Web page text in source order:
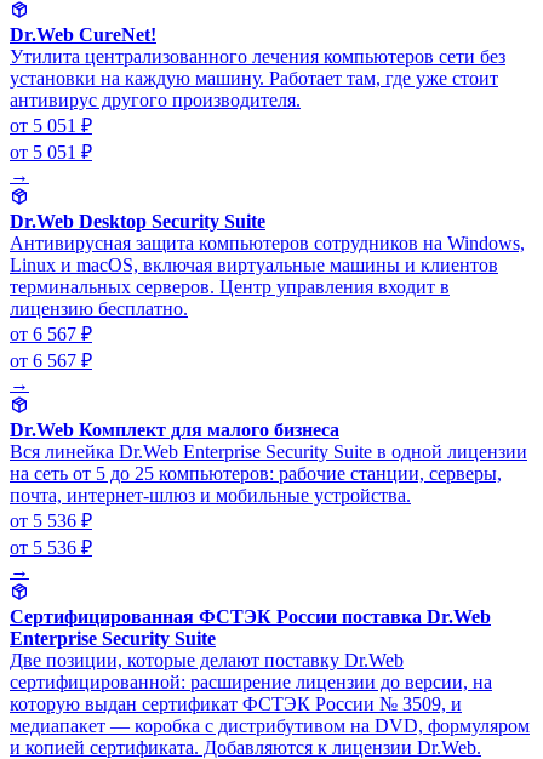
Dr.Web CureNet!
Утилита централизованного лечения компьютеров сети без
установки на каждую машину. Работает там, где уже стоит
антивирус другого производителя.
от 5 051 ₽
от 5 051 ₽
→
Dr.Web Desktop Security Suite
Антивирусная защита компьютеров сотрудников на Windows,
Linux и macOS, включая виртуальные машины и клиентов
терминальных серверов. Центр управления входит в
лицензию бесплатно.
от 6 567 ₽
от 6 567 ₽
→
Dr.Web Комплект для малого бизнеса
Вся линейка Dr.Web Enterprise Security Suite в одной лицензии
на сеть от 5 до 25 компьютеров: рабочие станции, серверы,
почта, интернет-шлюз и мобильные устройства.
от 5 536 ₽
от 5 536 ₽
→
Сертифицированная ФСТЭК России поставка Dr.Web
Enterprise Security Suite
Две позиции, которые делают поставку Dr.Web
сертифицированной: расширение лицензии до версии, на
которую выдан сертификат ФСТЭК России № 3509, и
медиапакет — коробка с дистрибутивом на DVD, формуляром
и копией сертификата. Добавляются к лицензии Dr.Web.